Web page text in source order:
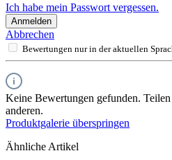
Ich habe mein Passwort vergessen.
Anmelden
Abbrechen
Bewertungen nur in der aktuellen
Keine Bewertungen gefunden.
anderen.
Produktgalerie überspringen
Ähnliche Artikel